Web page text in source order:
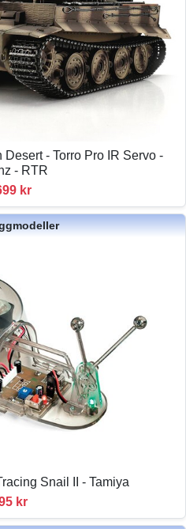
Desert - Torro Pro IR Servo -
- RTR
kr
Snail II - Tamiya
kr